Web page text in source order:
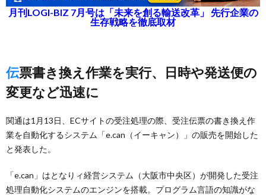
月刊LOGI-BIZ 7月号は「未来を創る輸送改革」 先行企業の
生存戦略を徹底取材
伝票書き換え作業を実行、日時や発送便の
変更など迅速に
関通は1月13日、ECサイトの受注処理の際、受注伝票の書き換え作
業を自動化するシステム「e.can（イーキャン）」の販売を開始した
と発表した。
「e.can」はとなりィ経営システム（大阪市中央区）が開発した受注
処理自動化システムのエンジンを搭載。プログラム言語の知識がな